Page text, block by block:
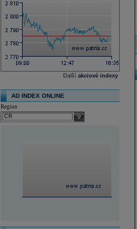
Další akciové indexy
AD INDEX ONLINE
Region
select